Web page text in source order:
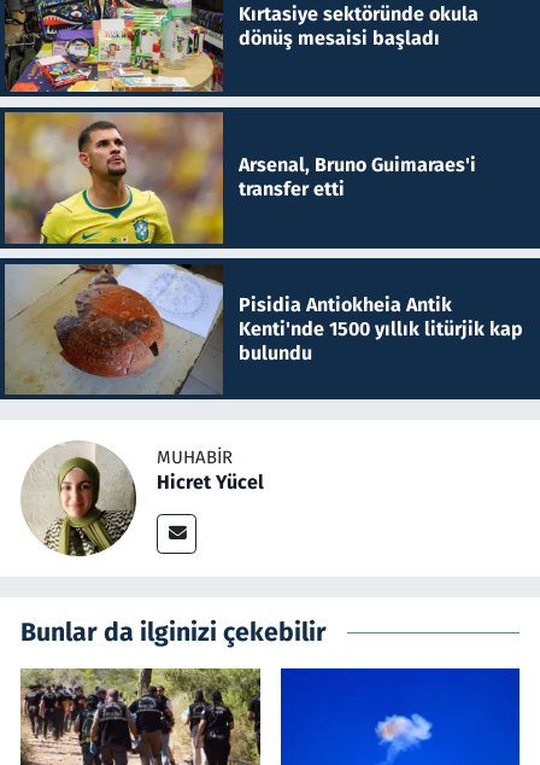
Kırtasiye sektöründe okula
dönüş mesaisi başladı
Arsenal, Bruno Guimaraes'i
transfer etti
Pisidia Antiokheia Antik
Kenti'nde 1500 yıllık litürjik kap
bulundu
MUHABIR
Hicret Yücel
Bunlar da ilginizi çekebilir